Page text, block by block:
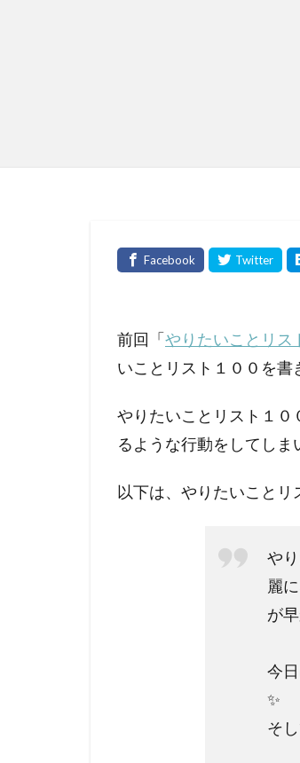
前回「 やりたいことリス
いことリスト１００を書
やりたいことリスト１０
るような行動をしてしま
以下は、やりたいことリ
や
麗
が
今
✨
そ